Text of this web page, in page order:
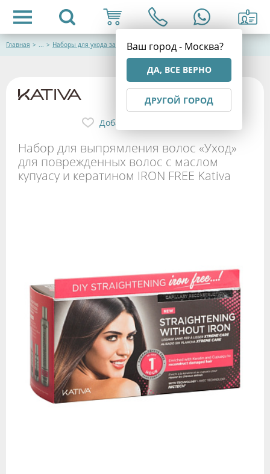
Ваш город - Москва?
ДА, ВСЕ ВЕРНО
ДРУГОЙ ГОРОД
Главная > ... > Наборы для ухода за волосами
Набор для выпрямления волос «Уход»
для поврежденных волос с маслом
купуасу и кератином IRON FREE Kativa
Добавить в избранное